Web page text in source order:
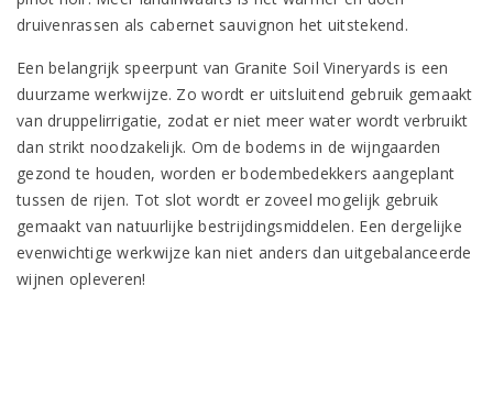
druivenrassen als cabernet sauvignon het uitstekend.
Een belangrijk speerpunt van Granite Soil Vineryards is een
duurzame werkwijze. Zo wordt er uitsluitend gebruik gemaakt
van druppelirrigatie, zodat er niet meer water wordt verbruikt
dan strikt noodzakelijk. Om de bodems in de wijngaarden
gezond te houden, worden er bodembedekkers aangeplant
tussen de rijen. Tot slot wordt er zoveel mogelijk gebruik
gemaakt van natuurlijke bestrijdingsmiddelen. Een dergelijke
evenwichtige werkwijze kan niet anders dan uitgebalanceerde
wijnen opleveren!